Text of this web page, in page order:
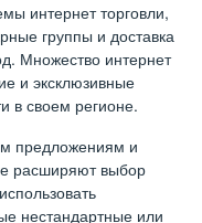
интернет торговли,
группы и доставка
Множество интернет
и эксклюзивные
в своем регионе.
предложениям и
расширяют выбор
нестандартные или